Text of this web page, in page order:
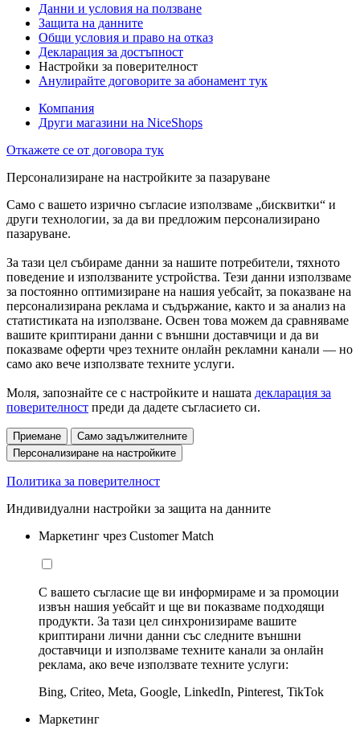
Данни и условия на ползване
Защита на данните
Общи условия и право на отказ
Декларация за достъпност
Настройки за поверителност
Анулирайте договорите за абонамент тук
Компания
Други магазини на NiceShops
Откажете се от договора тук
Персонализиране на настройките за пазаруване
Само с вашето изрично съгласие използваме „бисквитки“ и
други технологии, за да ви предложим персонализирано
пазаруване.
За тази цел събираме данни за нашите потребители, тяхното
поведение и използваните устройства. Тези данни използваме
за постоянно оптимизиране на нашия уебсайт, за показване на
персонализирана реклама и съдържание, както и за анализ на
статистиката на използване. Освен това можем да сравняваме
вашите криптирани данни с външни доставчици и да ви
показваме оферти чрез техните онлайн рекламни канали — но
само ако вече използвате техните услуги.
Моля, запознайте се с настройките и нашата декларация за
поверителност преди да дадете съгласието си.
Приемане
Само задължителните
Персонализиране на настройките
Политика за поверителност
Индивидуални настройки за защита на данните
Маркетинг чрез Customer Match
С вашето съгласие ще ви информираме и за промоции
извън нашия уебсайт и ще ви показваме подходящи
продукти. За тази цел синхронизираме вашите
криптирани лични данни със следните външни
доставчици и използваме техните канали за онлайн
реклама, ако вече използвате техните услуги:
Bing, Criteo, Meta, Google, LinkedIn, Pinterest, TikTok
Маркетинг